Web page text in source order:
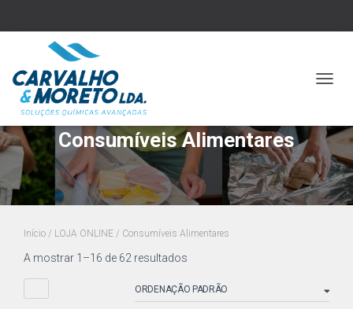
Consumíveis Alimentares
Início / LOJA ONLINE / Consumíveis Alimentares
A mostrar 1–16 de 62 resultados